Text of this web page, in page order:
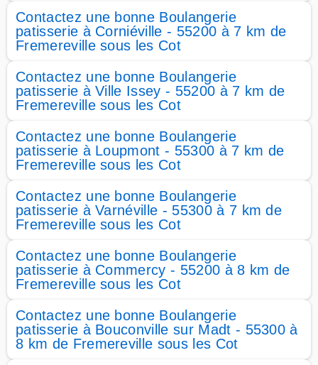
Contactez une bonne Boulangerie
patisserie à Corniéville - 55200 à 7 km de
Fremereville sous les Cot
Contactez une bonne Boulangerie
patisserie à Ville Issey - 55200 à 7 km de
Fremereville sous les Cot
Contactez une bonne Boulangerie
patisserie à Loupmont - 55300 à 7 km de
Fremereville sous les Cot
Contactez une bonne Boulangerie
patisserie à Varnéville - 55300 à 7 km de
Fremereville sous les Cot
Contactez une bonne Boulangerie
patisserie à Commercy - 55200 à 8 km de
Fremereville sous les Cot
Contactez une bonne Boulangerie
patisserie à Bouconville sur Madt - 55300 à
8 km de Fremereville sous les Cot